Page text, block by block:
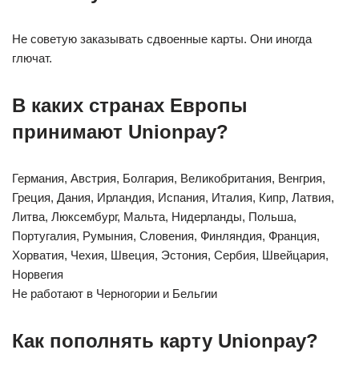
Не советую заказывать сдвоенные карты. Они иногда
глючат.
В каких странах Европы
принимают Unionpay?
Германия, Австрия, Болгария, Великобритания, Венгрия,
Греция, Дания, Ирландия, Испания, Италия, Кипр, Латвия,
Литва, Люксембург, Мальта, Нидерланды, Польша,
Португалия, Румыния, Словения, Финляндия, Франция,
Хорватия, Чехия, Швеция, Эстония, Сербия, Швейцария,
Норвегия
Не работают в Черногории и Бельгии
Как пополнять карту Unionpay?